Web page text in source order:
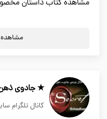
مشاهده كتاب داستان
مشاهده
★ جادوی
کانال تلگرام